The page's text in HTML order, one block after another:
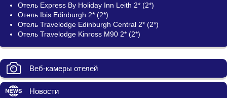
Отель Express By Holiday Inn Leith 2* (2*)
Отель Ibis Edinburgh 2* (2*)
Отель Travelodge Edinburgh Central 2* (2*)
Отель Travelodge Kinross M90 2* (2*)
Веб-камеры отелей
Новости